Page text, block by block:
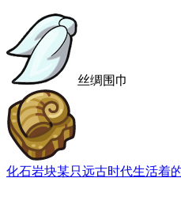
丝绸围巾
化石岩块某只远古时代生活着